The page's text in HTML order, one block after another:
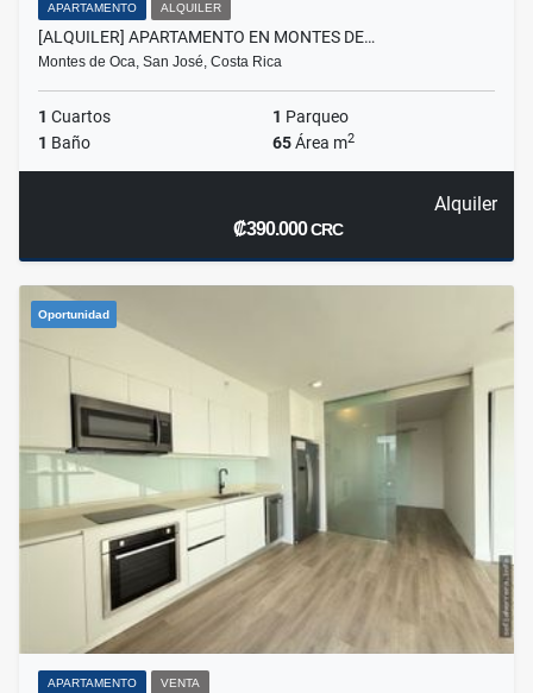
APARTAMENTO ALQUILER
[ALQUILER] APARTAMENTO EN MONTES DE…
Montes de Oca, San José, Costa Rica
1 Cuartos 1 Parqueo
1 Baño 65Área m2
Alquiler
₡390.000CRC
Oportunidad
APARTAMENTO VENTA